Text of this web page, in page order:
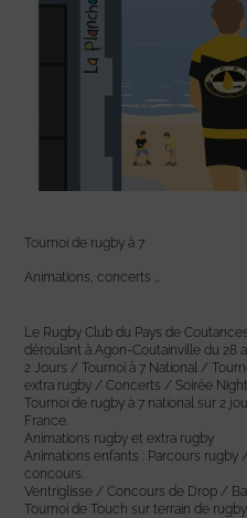
Tournoi de rugby à 7
Animations, concerts …
Le Rugby Club du Pays de
déroulant à Agon-Coutainville du 28
2 Jours / Tournoi à 7 National /
extra rugby / Concerts / Soirée
Tournoi de rugby à 7 national sur 2
France.
Animations rugby et extra rugby
Animations enfants : Parcours
concours.
Ventriglisse / Concours de Drop /
Tournoi de Touch sur terrain de